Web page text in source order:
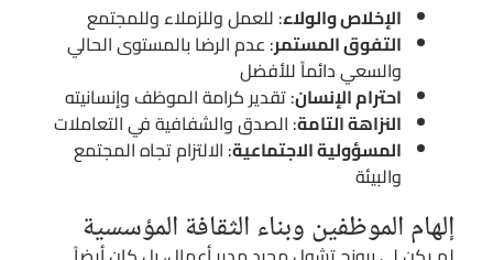
الإخلاص والولاء: للعمل وللزملاء وللمجتمع
التفوق المستمر: عدم الرضا بالمستوى الحالي
والسعي دائماً للأفضل
احترام الإنسان: تقدير كرامة الموظف وإنسانيته
النزاهة التامة: الصدق والشفافية في التعاملات
المسؤولية الاجتماعية: الالتزام تجاه المجتمع
والبيئة
إلهام الموظفين وبناء الثقافة المؤسسية